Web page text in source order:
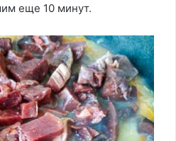
еще 10 минут.